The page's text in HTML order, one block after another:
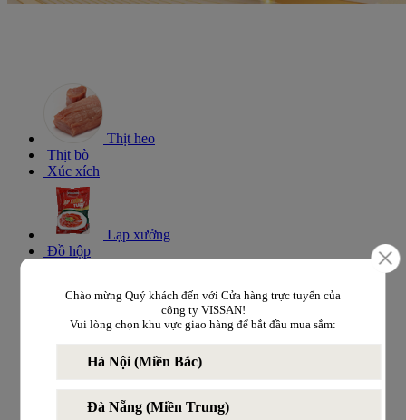
Chào mừng Quý khách đến với Cửa hàng trực tuyến của
công ty VISSAN!
Vui lòng chọn khu vực giao hàng để bắt đầu mua sắm:
Hà Nội (Miền Bắc)
Đà Nẵng (Miền Trung)
Thịt heo
Thịt bò
Xúc xích
Lạp xưởng
Đồ hộp
Giò các loại
Đông lạnh